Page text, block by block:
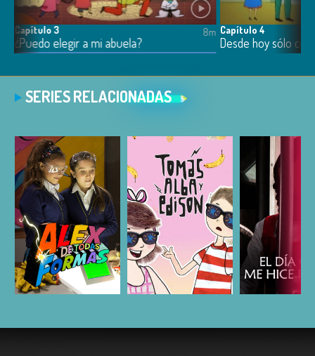
Capítulo 3
¿Puedo elegir a mi abuela?
8m Capítulo 4
Desde hoy sólo
SERIES RELACIONADAS
ESCUCHAR ESCUCHAR